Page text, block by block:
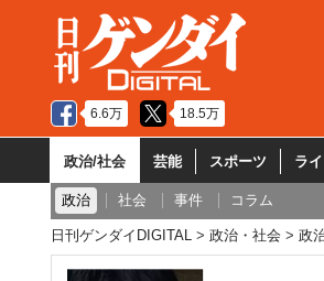
6.6万 18.5万
政治/社会 芸能 スポーツ ラ
政治 社会 事件 コラム
日刊ゲンダイDIGITAL 政治・社会 政